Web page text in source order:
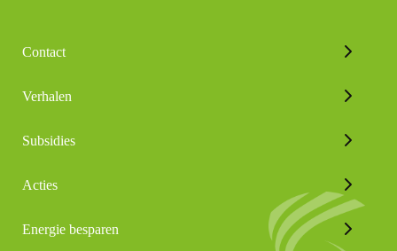
Contact
Verhalen
Subsidies
Acties
Energie besparen